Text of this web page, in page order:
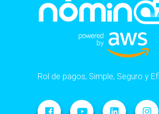
Rol de pagos, Simple, Seguro y